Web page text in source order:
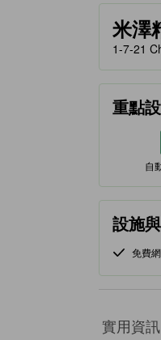
米澤
tooltip
黃金星等由
1-7-21
重點
自
設施
免費
實用資訊